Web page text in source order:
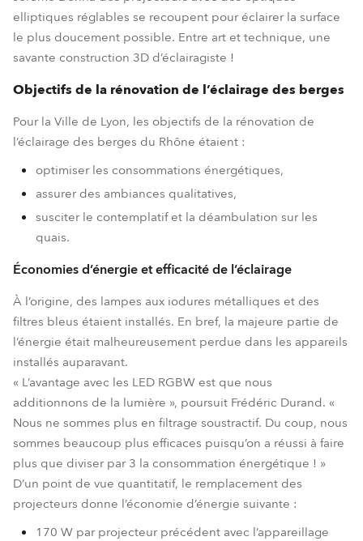
elliptiques réglables se recoupent pour éclairer la surface
le plus doucement possible. Entre art et technique, une
savante construction 3D d’éclairagiste !
Objectifs de la rénovation de l’éclairage des berges
Pour la Ville de Lyon, les objectifs de la rénovation de
l’éclairage des berges du Rhône étaient :
optimiser les consommations énergétiques,
assurer des ambiances qualitatives,
susciter le contemplatif et la déambulation sur les
quais.
Économies d’énergie et efficacité de l’éclairage
À l’origine, des lampes aux iodures métalliques et des
filtres bleus étaient installés. En bref, la majeure partie de
l’énergie était malheureusement perdue dans les appareils
installés auparavant.
« L’avantage avec les LED RGBW est que nous
additionnons de la lumière », poursuit Frédéric Durand. «
Nous ne sommes plus en filtrage soustractif. Du coup, nous
sommes beaucoup plus efficaces puisqu’on a réussi à faire
plus que diviser par 3 la consommation énergétique ! »
D’un point de vue quantitatif, le remplacement des
projecteurs donne l’économie d’énergie suivante :
170 W par projecteur précédent avec l’appareillage